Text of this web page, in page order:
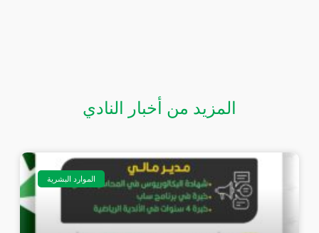
المزيد من أخبار النادي
الموارد البشرية